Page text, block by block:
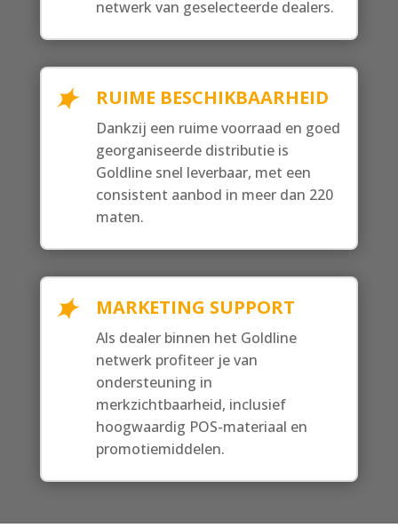
netwerk van geselecteerde dealers.
RUIME BESCHIKBAARHEID
Dankzij een ruime voorraad en goed
georganiseerde distributie is
Goldline snel leverbaar, met een
consistent aanbod in meer dan 220
maten.
MARKETING SUPPORT
Als dealer binnen het Goldline
netwerk profiteer je van
ondersteuning in
merkzichtbaarheid, inclusief
hoogwaardig POS-materiaal en
promotiemiddelen.